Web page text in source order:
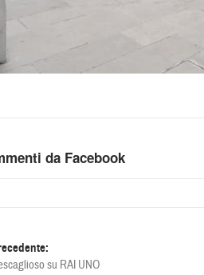
da Facebook
su RAI UNO